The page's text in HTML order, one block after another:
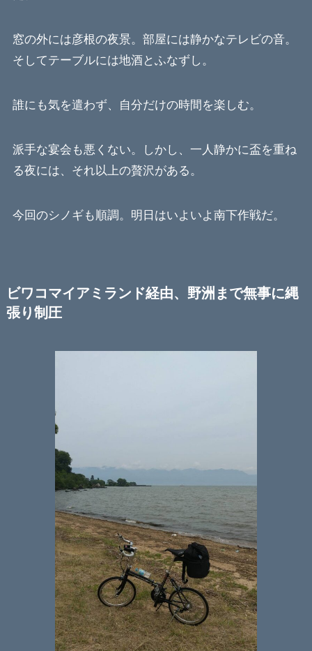
窓の外には彦根の夜景。部屋には静かなテレビの音。
そしてテーブルには地酒とふなずし。
誰にも気を遣わず、自分だけの時間を楽しむ。
派手な宴会も悪くない。しかし、一人静かに盃を重ね
る夜には、それ以上の贅沢がある。
今回のシノギも順調。明日はいよいよ南下作戦だ。
ビワコマイアミランド経由、野洲まで無事に縄
張り制圧